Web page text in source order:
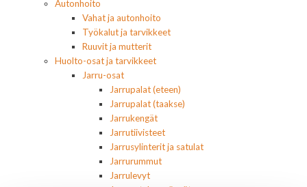
Autonhoito
Vahat ja autonhoito
Työkalut ja tarvikkeet
Ruuvit ja mutterit
Huolto-osat ja tarvikkeet
Jarru-osat
Jarrupalat (eteen)
Jarrupalat (taakse)
Jarrukengät
Jarrutiivisteet
Jarrusylinterit ja satulat
Jarrurummut
Jarrulevyt